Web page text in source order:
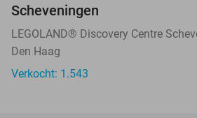
Scheveningen
LEGOLAND® Discovery Centre
Den Haag
Verkocht: 1.543